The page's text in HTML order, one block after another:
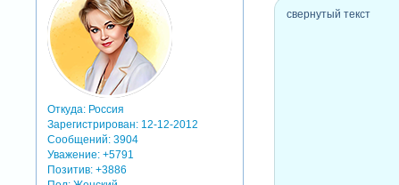
Откуда: Россия
Зарегистрирован: 12-12-2012
Сообщений: 3904
Уважение: +5791
Позитив: +3886
свернутый текст